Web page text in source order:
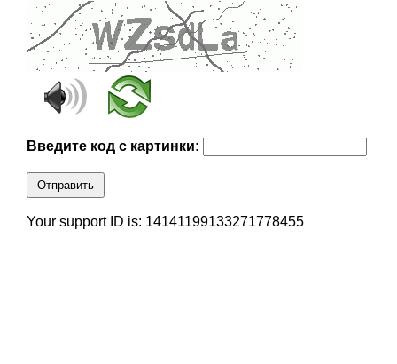
Введите код с картинки:
Отправить
Your support ID is: 14141199133271778455